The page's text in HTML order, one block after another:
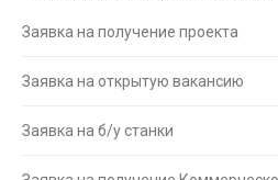
Заявка на получение проекта
Заявка на открытую вакансию
Заявка на б/у станки